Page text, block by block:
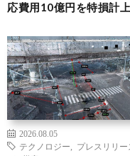
応費用10億円を特損計上
2026.08.05
テクノロジー
プレスリリー